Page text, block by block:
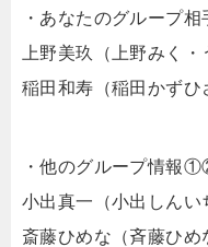
・あなたのグループ相
上野美玖（上野みく・
稲田和寿（稲田かずひ
・他のグループ情報
小出真一（小出しんい
斎藤ひめな（斉藤ひめ